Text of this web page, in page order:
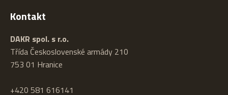
Kontakt
DAKR spol. s r.o.
Třída Československé armády 210
753 01 Hranice
+420 581 616141